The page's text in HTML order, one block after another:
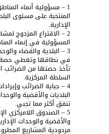
1 – مسؤولية أنماء
المنتخبة على مستوى
الإدارية.
2 – الاقتراع المزدوج
المسؤولية في إنماء
3 – البلدية والقضاء
في نطاقها وتعطي حصة
تأخذ حصتها من الضرائب
السلطة المركزية.
4 – جباية الضرائب
البلديات والأقضية
تنفق أكثر مما تجبي.
5 – الصندوق اللامركزي
والأقضية والوحدات
مردودية المشاريع